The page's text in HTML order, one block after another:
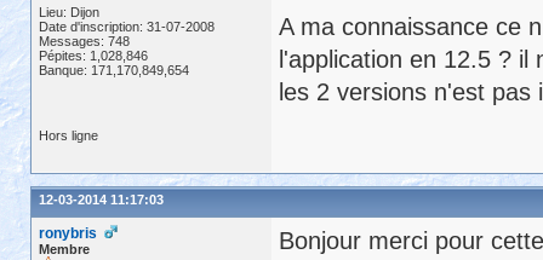
Lieu: Dijon
Date d'inscription: 31-07-2008
Messages: 748
Pépites: 1,028,846
Banque: 171,170,849,654
A ma connaissance ce
l'application en 12.5 ?
les 2 versions n'est pas
Hors ligne
12-03-2014 11:17:03
ronybris
Membre Bonjour merci pour